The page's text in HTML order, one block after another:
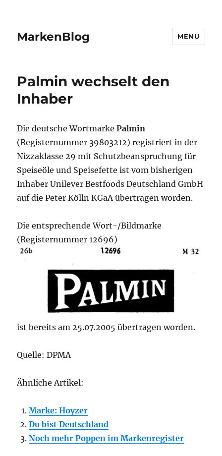
MarkenBlog MENU
Palmin wechselt den
Inhaber
Die deutsche WortmarkePalmin
(Registernummer 39803212) registriert in der
Nizzaklasse 29 mit Schutzbeanspruchung für
Speiseöle und Speisefette ist vom bisherigen
Inhaber Unilever Bestfoods Deutschland GmbH
auf die Peter Kölln KGaA übertragen worden.
Die entsprechende Wort-/Bildmarke
(Registernummer 12696)
ist bereits am 25.07.2005 übertragen worden.
Quelle: DPMA
Ähnliche Artikel:
Marke: Hoyzer
Du bist Deutschland
Noch mehr Poppen im Markenregister